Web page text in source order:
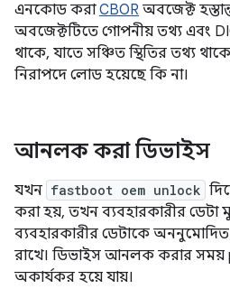
এনকোড করাCBOR অবজেক্ট
অবজেক্টটিতে গোপনীয় তথ্য এবং
থাকে, যাতে সঞ্চিত স্থিতির তথ্য
নিরাপদে লোড হয়েছে কি না।
আনলক করা ডিভাইস
যখন fastboot oem unlock
করা হয়, তখন ব্যবহারকারীর ডেটা
ব্যবহারকারীর ডেটাকে
রাখে। ডিভাইস আনলক করার সময়
অকার্যকর হয়ে যায়।